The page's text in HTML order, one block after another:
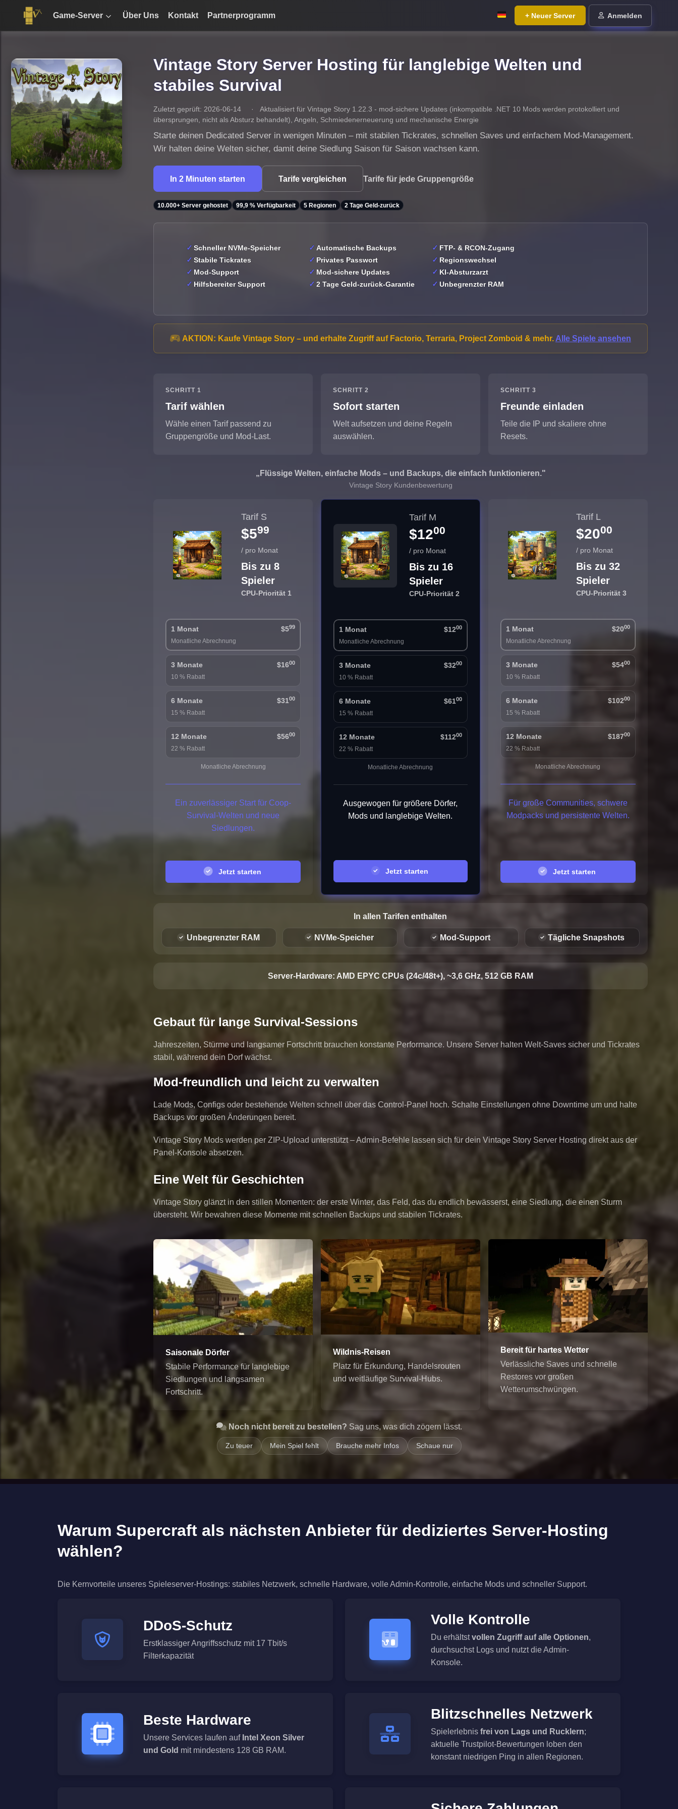
Game-Server Über Uns Kontakt Partnerprogramm + Neuer Server Anmelden
Vintage Story Server Hosting für langlebige Welten und
stabiles Survival
Zuletzt geprüft: 2026-06-14 ·
Aktualisiert für Vintage Story 1.22.3 - mod-sichere Updates (inkompatible .NET 10 Mods werden protokolliert und
übersprungen, nicht als Absturz behandelt), Angeln, Schmiedenerneuerung und mechanische Energie
Starte deinen Dedicated Server in wenigen Minuten – mit stabilen Tickrates, schnellen Saves und einfachem Mod-Management.
Wir halten deine Welten sicher, damit deine Siedlung Saison für Saison wachsen kann.
In 2 Minuten starten Tarife vergleichen Tarife für jede Gruppengröße
10.000+ Server gehostet 99,9 % Verfügbarkeit 5 Regionen 2 Tage Geld-zurück
Schneller NVMe-Speicher Automatische Backups
FTP- & RCON-Zugang
Stabile Tickrates
Privates Passwort
Regionswechsel
Mod-Support
Mod-sichere Updates
KI-Absturzarzt
Hilfsbereiter Support
2 Tage Geld-zurück-Garantie Unbegrenzter RAM
AKTION: Kaufe Vintage Story – und erhalte Zugriff auf Factorio, Terraria, Project Zomboid & mehr. Alle Spiele ansehen
SCHRITT 1
Tarif wählen
Wähle einen Tarif passend zu
Gruppengröße und Mod-Last.
SCHRITT 2
Sofort starten
Welt aufsetzen und deine Regeln
auswählen.
SCHRITT 3
Freunde einladen
Teile die IP und skaliere ohne
Resets.
„Flüssige Welten, einfache Mods – und Backups, die einfach funktionieren."
Vintage Story Kundenbewertung
Tarif S
$599
/ pro Monat
Bis zu 8
Spieler
CPU-Priorität 1
1 Monat $599
Monatliche Abrechnung
3 Monate $1600
10 % Rabatt
6 Monate $3100
15 % Rabatt
12 Monate $5600
22 % Rabatt
Monatliche Abrechnung
Ein zuverlässiger Start für Coop-
Survival-Welten und neue
Siedlungen.
Jetzt starten
Tarif M
$1200
/ pro Monat
Bis zu 16
Spieler
CPU-Priorität 2
1 Monat $1200
Monatliche Abrechnung
3 Monate $3200
10 % Rabatt
6 Monate $6100
15 % Rabatt
12 Monate $11200
22 % Rabatt
Monatliche Abrechnung
Ausgewogen für größere Dörfer,
Mods und langlebige Welten.
Jetzt starten
Tarif L
$2000
/ pro Monat
Bis zu 32
Spieler
CPU-Priorität 3
1 Monat $2000
Monatliche Abrechnung
3 Monate $5400
10 % Rabatt
6 Monate $10200
15 % Rabatt
12 Monate $18700
22 % Rabatt
Monatliche Abrechnung
Für große Communities, schwere
Modpacks und persistente Welten.
Jetzt starten
In allen Tarifen enthalten
Unbegrenzter RAM NVMe-Speicher Mod-Support Tägliche Snapshots
Server-Hardware: AMD EPYC CPUs (24c/48t+), ~3,6 GHz, 512 GB RAM
Gebaut für lange Survival-Sessions
Jahreszeiten, Stürme und langsamer Fortschritt brauchen konstante Performance. Unsere Server halten Welt-Saves sicher und Tickrates
stabil, während dein Dorf wächst.
Mod-freundlich und leicht zu verwalten
Lade Mods, Configs oder bestehende Welten schnell über das Control-Panel hoch. Schalte Einstellungen ohne Downtime um und halte
Backups vor großen Änderungen bereit.
Vintage Story Mods werden per ZIP-Upload unterstützt – Admin-Befehle lassen sich für dein Vintage Story Server Hosting direkt aus der
Panel-Konsole absetzen.
Eine Welt für Geschichten
Vintage Story glänzt in den stillen Momenten: der erste Winter, das Feld, das du endlich bewässerst, eine Siedlung, die einen Sturm
übersteht. Wir bewahren diese Momente mit schnellen Backups und stabilen Tickrates.
Saisonale Dörfer
Stabile Performance für langlebige
Siedlungen und langsamen
Fortschritt.
Wildnis-Reisen
Platz für Erkundung, Handelsrouten
und weitläufige Survival-Hubs.
Bereit für hartes Wetter
Verlässliche Saves und schnelle
Restores vor großen
Wetterumschwüngen.
Noch nicht bereit zu bestellen? Sag uns, was dich zögern lässt.
Zu teuer Mein Spiel fehlt Brauche mehr Infos Schaue nur
Warum Supercraft als nächsten Anbieter für dediziertes Server-Hosting
wählen?
Die Kernvorteile unseres Spieleserver-Hostings: stabiles Netzwerk, schnelle Hardware, volle Admin-Kontrolle, einfache Mods und schneller Support.
DDoS-Schutz
Erstklassiger Angriffsschutz mit 17 Tbit/s
Filterkapazität
Volle Kontrolle
Du erhältstvollen Zugriff auf alle Optionen,
durchsuchst Logs und nutzt die Admin-
Konsole.
Beste Hardware
Unsere Services laufen auf Intel Xeon Silver
und Gold mit mindestens 128 GB RAM.
Blitzschnelles Netzwerk
Spielerlebnis frei von Lags und Rucklern;
aktuelle Trustpilot-Bewertungen loben den
konstant niedrigen Ping in allen Regionen.